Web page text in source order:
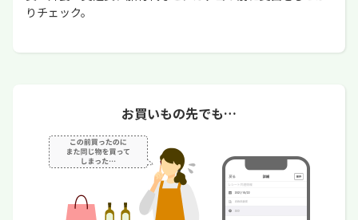
りチェック。
お買いもの先でも…